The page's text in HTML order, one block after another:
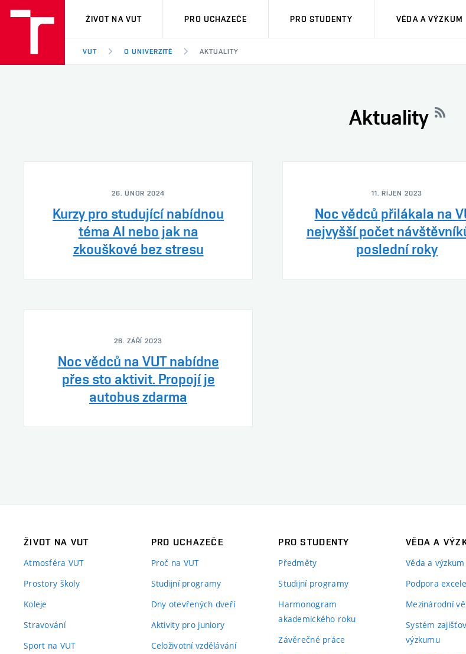
VUT
ŽIVOT NA VUT PRO UCHAZEČE PRO STUDENTY VĚDA A VÝZKUM
VUT O UNIVERZITĚ AKTUALITY
Aktuality
26. ÚNOR 2024
Kurzy pro studující nabídnou
téma AI nebo jak na
zkouškové bez stresu
11. ŘÍJEN 2023
Noc vědců přilákala na
nejvyšší počet
poslední roky
26. ZÁŘÍ 2023
Noc vědců na VUT nabídne
přes sto aktivit. Propojí je
autobus zdarma
ŽIVOT NA VUT
Atmosféra VUT
Prostory školy
Koleje
Stravování
Sport na VUT
PRO UCHAZEČE
Proč na VUT
Studijní programy
Dny otevřených dveří
Aktivity pro juniory
Celoživotní vzdělávání
PRO STUDENTY
Předměty
Studijní programy
Harmonogram
akademického roku
Závěrečné práce
VĚDA A
Věda a
Podpora
Mezinárodní
Systém
výzkumu